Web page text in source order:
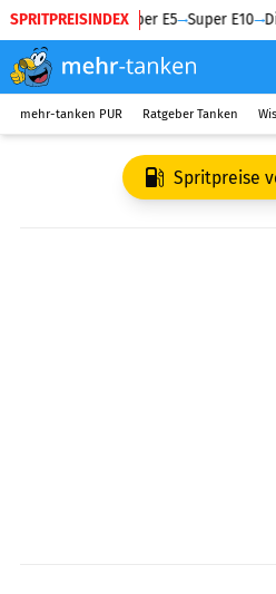
SPRITPREISINDEX
Diesel Super E5 Super E10
mehr-tanken PUR Ratgeber Tanken
Spritpreise